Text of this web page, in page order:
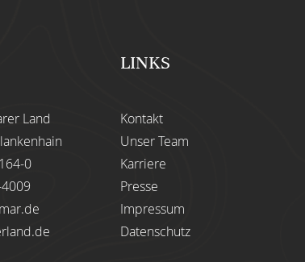
Land
0
LINKS
Kontakt
Unser Team
Karriere
Presse
Impressum
Datenschutz